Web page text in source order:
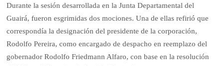
Durante la sesión desarrollada en la Junta Departamental del
Guairá, fueron esgrimidas dos mociones. Una de ellas refirió que
correspondía la designación del presidente de la corporación,
Rodolfo Pereira, como encargado de despacho en reemplazo del
gobernador Rodolfo Friedmann Alfaro, con base en la resolución